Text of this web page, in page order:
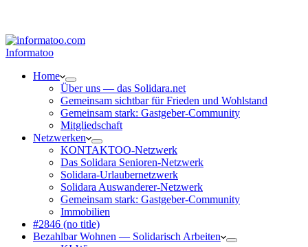
Informatoo
Home
Über uns — das Solidara.net
Gemeinsam sichtbar für Frieden und Wohlstand
Gemeinsam stark: Gastgeber-Community
Mitglied­schaft
Netzwerken
KONTAKTOO-Netzwerk
Das Solidara Senioren-Netzwerk
Solidara-Urlau­­ber­­netzwerk
Solidara Auswan­­derer-Netzwerk
Gemeinsam stark: Gastgeber-Community
Immobilien
#2846 (no title)
Bezahlbar Wohnen — Solida­risch Arbeiten